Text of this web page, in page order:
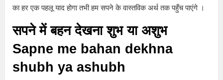
का हर एक पहलू याद होगा तभी हम सपने के वास्तविक अर्थ तक पहुँच पाएंगे ।
सपने में बहन देखना शुभ या अशुभ
Sapne me bahan dekhna
shubh ya ashubh